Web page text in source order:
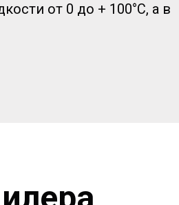
от 0 до + 100°С, а в